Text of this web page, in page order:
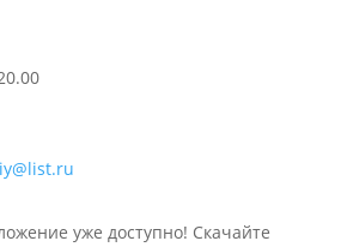
уже доступно! Скачайте